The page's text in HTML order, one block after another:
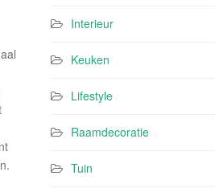
Interieur
Keuken
Lifestyle
Raamdecoratie
Tuin